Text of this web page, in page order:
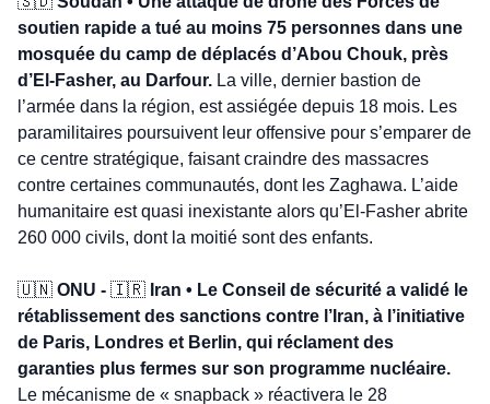
soutien rapide a tué au moins 75 personnes dans une
mosquée du camp de déplacés d’Abou Chouk, près
d’El-Fasher, au Darfour. La ville, dernier bastion de
l’armée dans la région, est assiégée depuis 18 mois. Les
paramilitaires poursuivent leur offensive pour s’emparer de
ce centre stratégique, faisant craindre des massacres
contre certaines communautés, dont les Zaghawa. L’aide
humanitaire est quasi inexistante alors qu’El-Fasher abrite
260 000 civils, dont la moitié sont des enfants.
🇺🇳 ONU - 🇮🇷 Iran • Le Conseil de sécurité a validé le
rétablissement des sanctions contre l’Iran, à l’initiative
de Paris, Londres et Berlin, qui réclament des
garanties plus fermes sur son programme nucléaire.
Le mécanisme de « snapback » réactivera le 28